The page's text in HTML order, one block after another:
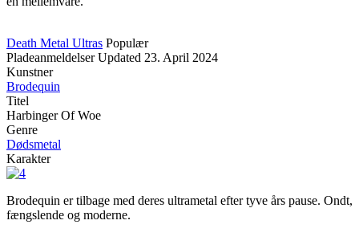
Death Metal Ultras Populær
Pladeanmeldelser Updated 23. April 2024
Kunstner
Brodequin
Titel
Harbinger Of Woe
Genre
Dødsmetal
Karakter
Brodequin er tilbage med deres ultrametal efter tyve års pause. Ondt,
fængslende og moderne.